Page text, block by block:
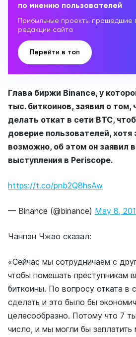
по мнению пользователей
Прибыльные проекты прошедшие
редакции сайта
Перейти в топ
Глава биржи Binance, у
тыс. биткоинов, заявил о том,
делать откат в сети BTC,
доверие пользователей, хотя
возможно, об этом он заявил
выступления в Periscope.
https://t.co/pnb2Q8hsAw
— Binance (@binance) May 8,
Чанпэн Чжао сказал:
«Сейчас мы сотрудничаем с
чтобы помешать преступникам
биткоины. По вопросу отката
сделать и это было бы
целесообразно. Потому что 7
число, и мы могли бы